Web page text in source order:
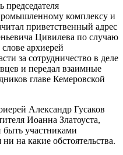
председателя
комплексу и
приветственный адрес
Цивилева по случаю
архиерей
за сотрудничество в деле
и передал взаимные
главе Кемеровской
Александр Гусаков
Иоанна Златоуста,
быть участниками
на какие обстоятельства.